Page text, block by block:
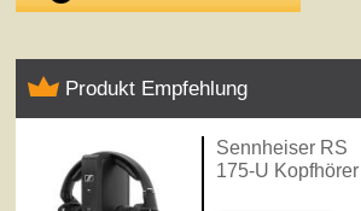
Produkt Empfehlung
Sennheiser RS
175-U Kopfhörer